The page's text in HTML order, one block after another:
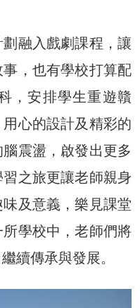
融入戲劇課程，讓
，也有學校打算配
，安排學生重遊贛
心的設計及精彩的
震盪，啟發出更多
之旅更讓老師親身
及意義，樂見課堂
學校中，老師們將
續傳承與發展。